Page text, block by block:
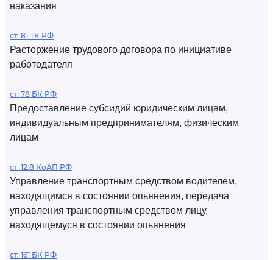
наказания
ст. 81 ТК РФ
Расторжение трудового договора по инициативе
работодателя
ст. 78 БК РФ
Предоставление субсидий юридическим лицам,
индивидуальным предпринимателям, физическим
лицам
ст. 12.8 КоАП РФ
Управление транспортным средством водителем,
находящимся в состоянии опьянения, передача
управления транспортным средством лицу,
находящемуся в состоянии опьянения
ст. 161 БК РФ